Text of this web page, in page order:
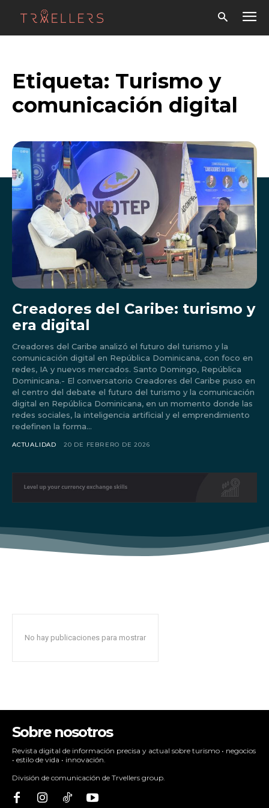
Don't miss
out!
to stay in the loop.
Etiqueta: Turismo y
comunicación digital
Creadores del Caribe: turismo y
era digital
Creadores del Caribe analizó el futuro del turismo y la
comunicación digital en República Dominicana, con foco en
redes, IA y nuevos mercados. Santo Domingo, República
Dominicana.- El conversatorio Creadores del Caribe puso en
el centro del debate el futuro del turismo y la comunicación
digital en República Dominicana, en un momento donde las
redes sociales, la inteligencia artificial y el emprendimiento
redefinen la forma...
ACTUALIDAD 20 DE FEBRERO DE 2026
No hay publicaciones para mostrar
Sobre nosotros
Revista digital de información precisa y actual sobre turismo • negocios
• estilo de vida • innovación.
División de comunicación de Trvellers group.